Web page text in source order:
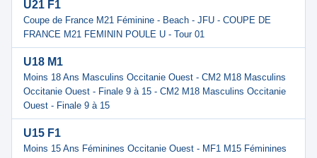
U21 F1
Coupe de France M21 Féminine - Beach - JFU - COUPE DE
FRANCE M21 FEMININ POULE U - Tour 01
U18 M1
Moins 18 Ans Masculins Occitanie Ouest - CM2 M18 Masculins
Occitanie Ouest - Finale 9 à 15 - CM2 M18 Masculins Occitanie
Ouest - Finale 9 à 15
U15 F1
Moins 15 Ans Féminines Occitanie Ouest - MF1 M15 Féminines